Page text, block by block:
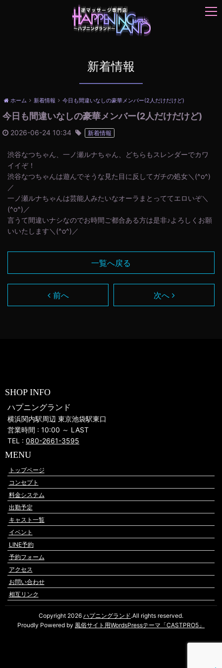
新着情報
ホーム 新着情報 今日も間違いなしの豪華メンバー(2人だけだけど)
今日も間違いなしの豪華メンバー(2人だけだけど)
2026-06-24 10:34 新着情報
渋谷なつちゃん、一ノ瀬ルナちゃん、どちらもスレンダーでカワ
イイぞ！
渋谷なつちゃんは遊んでそうな見た目に反してガチの処女＼(^o^)
／
一ノ瀬ルナちゃんは芸能人みたいなオーラまとっててエロいぞ＼
(^o^)／
言うて間違いナシなのでお時間ご都合ある方は是非♪よろしくお願
いいたします＼(^o^)／
前へ
一覧へ戻る
次へ
SHOP INFO
ハプニングランド
横浜関内駅周辺 東京池袋駅東口
営業時間 : 10:00 ～ LAST
TEL : 080-2661-3595
MENU
トップページ
コンセプト
料金システム
出勤予定
キャスト一覧
イベント
LINE予約
予約フォーム
アクセス
お問い合わせ
相互リンク
Copyright 2026 ハプニングランド.All rights reserved.
Proudly Powered by 風俗サイト用WordsPressテーマ「CASTPRO5」
t